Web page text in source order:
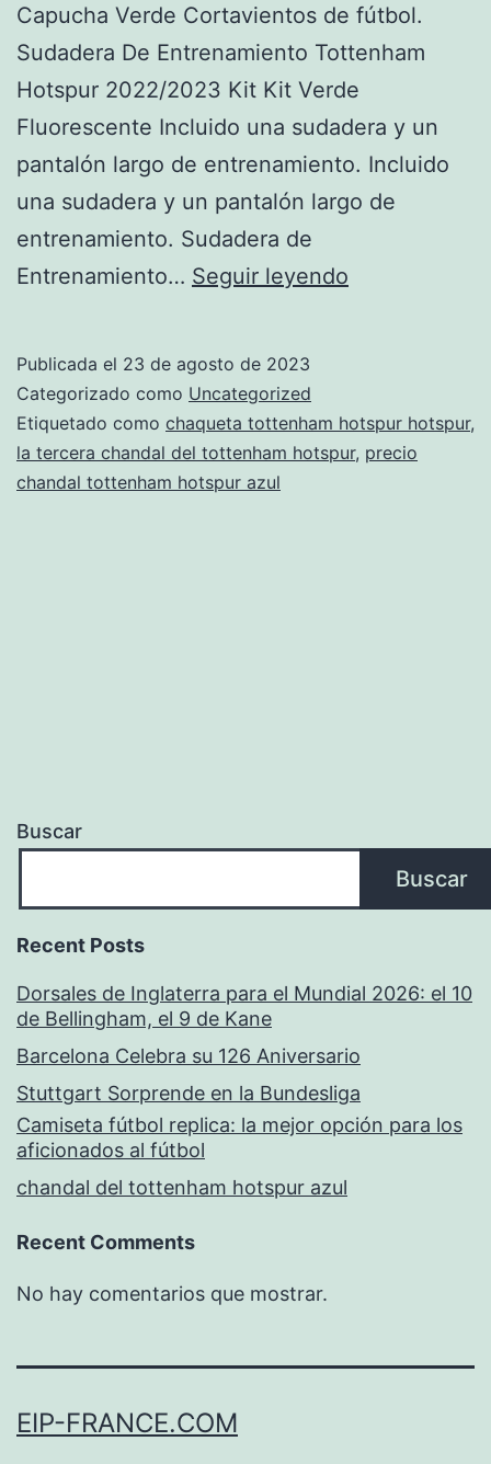
Capucha Verde Cortavientos de fútbol.
Sudadera De Entrenamiento Tottenham
Hotspur 2022/2023 Kit Kit Verde
Fluorescente Incluido una sudadera y un
pantalón largo de entrenamiento. Incluido
una sudadera y un pantalón largo de
entrenamiento. Sudadera de
Entrenamiento… Seguir leyendo
mercadolibre
Publicada el 23 de agosto de 2023
Categorizado como Uncategorized
Etiquetado como chaqueta tottenham hotspur hotspur,
la tercera chandal del tottenham hotspur, precio
chandal tottenham hotspur azul
Buscar
Buscar
Recent Posts
Dorsales de Inglaterra para el Mundial 2026: el 10
de Bellingham, el 9 de Kane
Barcelona Celebra su 126 Aniversario
Stuttgart Sorprende en la Bundesliga
Camiseta fútbol replica: la mejor opción para los
aficionados al fútbol
chandal del tottenham hotspur azul
Recent Comments
No hay comentarios que mostrar.
EIP-FRANCE.COM